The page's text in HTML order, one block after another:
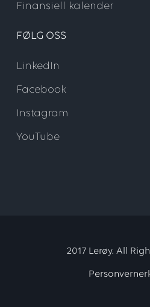
Finansiell kalender
FØLG OSS
LinkedIn
Facebook
Instagram
YouTube
2017 Lerøy. All